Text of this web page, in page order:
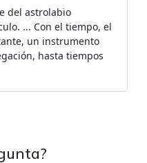
del astrolabio
... Con el tiempo, el
un instrumento
hasta tiempos